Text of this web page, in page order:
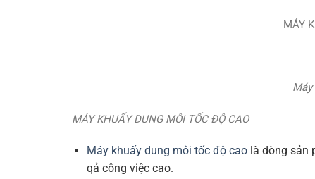
MÁY
MÁY KHUẤY DUNG MÔI TỐC ĐỘ CAO
Máy khuấy dung môi tốc độ caolà dòng sản
qả công việc cao.